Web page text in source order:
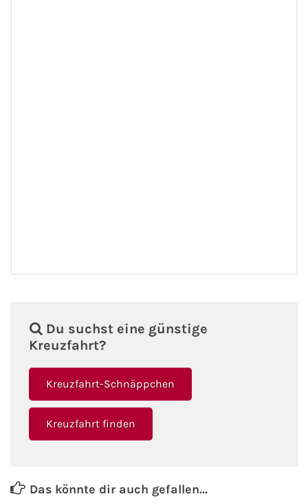
Du suchst eine günstige
Kreuzfahrt?
Kreuzfahrt-Schnäppchen
Kreuzfahrt finden
Das könnte dir auch gefallen...